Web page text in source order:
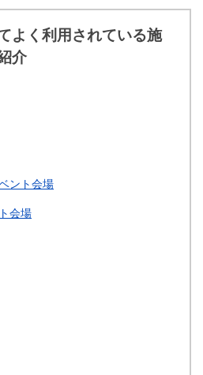
よく利用されている施
介
ント会場
会場